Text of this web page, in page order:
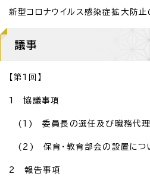
新型コロナウイルス感染症拡大防止
議事
【第1回】
1 協議事項
(1) 委員長の選任及び職務代理
(2) 保育・教育部会の設置につ
2 報告事項